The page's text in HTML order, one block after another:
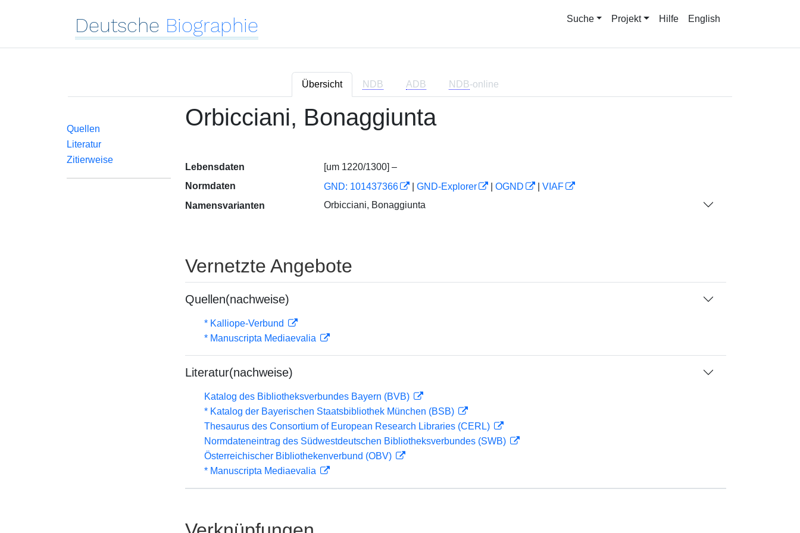
Deutsche Biographie Suche Projekt Hilfe English
Übersicht NDB ADB NDB-online
Quellen
Literatur
Zitierweise
Orbicciani, Bonaggiunta
Lebensdaten
[um 1220/1300] –
Normdaten
GND: 101437366 GND-Explorer OGND
VIAF
Namensvarianten
Orbicciani, Bonaggiunta
Vernetzte Angebote
Quellen(nachweise)
* Kalliope-Verbund
* Manuscripta Mediaevalia
Literatur(nachweise)
Katalog des Bibliotheksverbundes Bayern (BVB)
* Katalog der Bayerischen Staatsbibliothek München (BSB)
Thesaurus des Consortium of European Research Libraries (CERL)
Normdateneintrag des Südwestdeutschen Bibliotheksverbundes (SWB)
Österreichischer Bibliothekenverbund (OBV)
* Manuscripta Mediaevalia